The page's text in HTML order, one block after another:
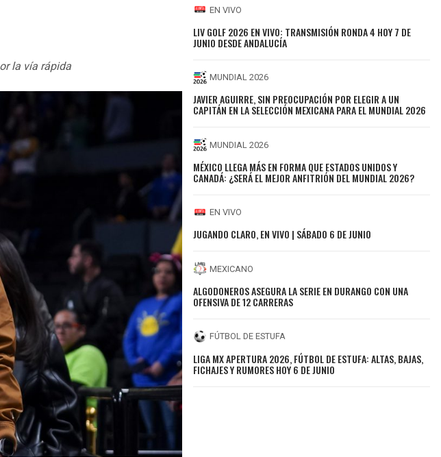
la vía rápida
EN VIVO
LIV GOLF 2026 EN VIVO: TRANSMISIÓN RONDA 4 HOY 7 DE
JUNIO DESDE ANDALUCÍA
MUNDIAL 2026
JAVIER AGUIRRE, SIN PREOCUPACIÓN POR ELEGIR A UN
CAPITÁN EN LA SELECCIÓN MEXICANA PARA EL MUNDIAL 2026
MUNDIAL 2026
MÉXICO LLEGA MÁS EN FORMA QUE ESTADOS UNIDOS Y
CANADÁ: ¿SERÁ EL MEJOR ANFITRIÓN DEL MUNDIAL 2026?
EN VIVO
JUGANDO CLARO, EN VIVO | SÁBADO 6 DE JUNIO
MEXICANO
ALGODONEROS ASEGURA LA SERIE EN DURANGO CON UNA
OFENSIVA DE 12 CARRERAS
FÚTBOL DE ESTUFA
LIGA MX APERTURA 2026, FÚTBOL DE ESTUFA: ALTAS, BAJAS,
FICHAJES Y RUMORES HOY 6 DE JUNIO